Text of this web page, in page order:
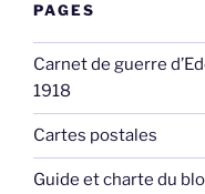
PAGES
Carnet de guerre
1918
Cartes postales
Guide et charte du